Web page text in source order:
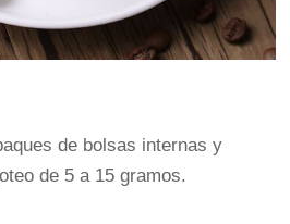
de bolsas internas y
de 5 a 15 gramos.